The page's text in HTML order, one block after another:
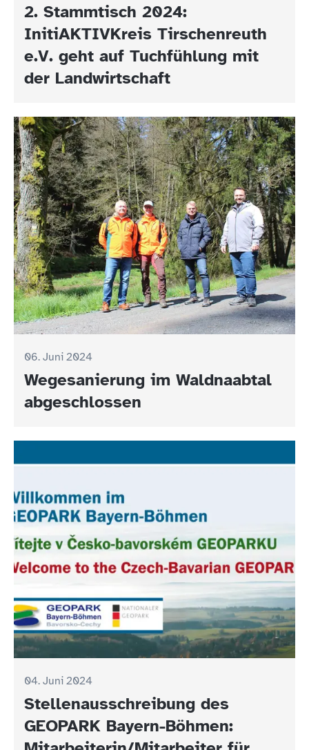
2. Stammtisch 2024:
InitiAKTIVKreis Tirschenreuth
e.V. geht auf Tuchfühlung mit
der Landwirtschaft
06. Juni 2024
Wegesanierung im Waldnaabtal
abgeschlossen
04. Juni 2024
Stellenausschreibung des
GEOPARK Bayern-Böhmen: